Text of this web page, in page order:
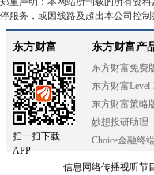
停服务，或因线路及超出本公司控